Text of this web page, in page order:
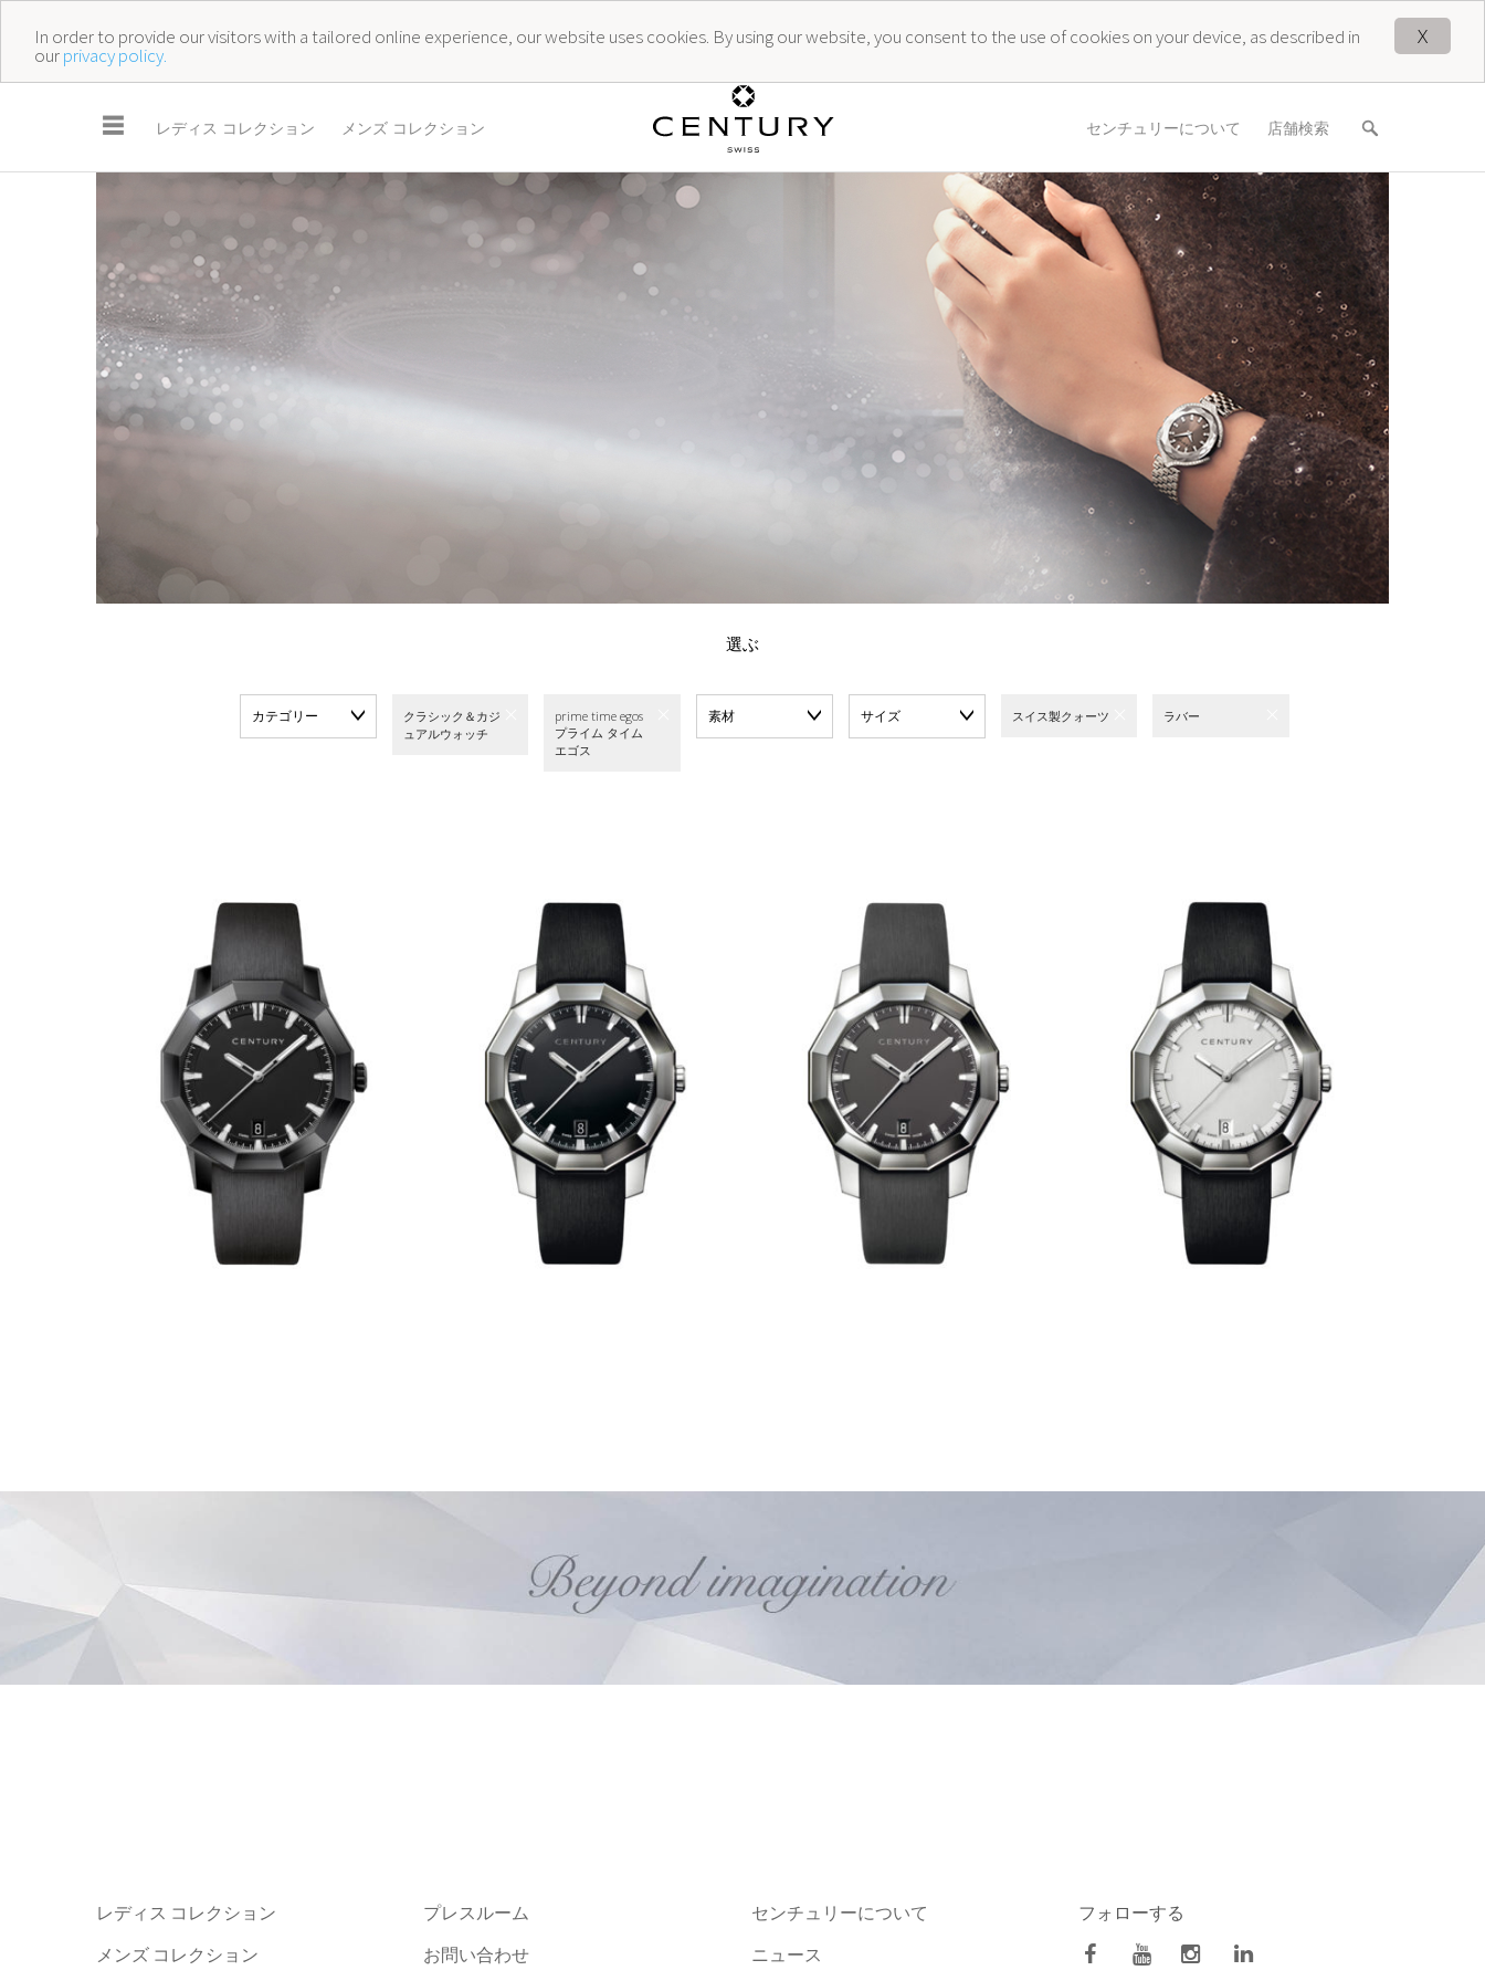
X
In order to provide our visitors with a tailored online experience, our website uses cookies. By using our website, you consent to the use of cookies on your device, as described in
ourprivacy policy.
☰ レディス コレクション メンズ コレクション センチュリーについて 店舗検索
選ぶ
カテゴリー
クラシック＆カジ
ュアルウォッチ
prime time egos
プライム タイム
エゴス
素材 サイズ スイス製クォーツ ラバー
レディス コレクション
メンズ コレクション
プレスルーム
お問い合わせ
センチュリーについて
ニュース
フォローする
facebookYoutubeInstagram